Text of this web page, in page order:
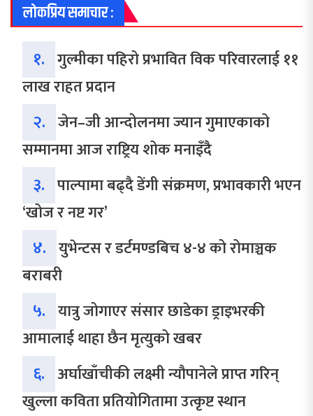
लोकप्रिय समाचार :
१. गुल्मीका पहिरो प्रभावित विक परिवारलाई ११
लाख राहत प्रदान
२. जेन–जी आन्दोलनमा ज्यान गुमाएकाको
सम्मानमा आज राष्ट्रिय शोक मनाइँदै
३. पाल्पामा बढ्दै डेंगी संक्रमण, प्रभावकारी भएन
‘खोज र नष्ट गर’
४. युभेन्टस र डर्टमण्डबिच ४-४ को रोमाञ्चक
बराबरी
५. यात्रु जोगाएर संसार छाडेका ड्राइभरकी
आमालाई थाहा छैन मृत्युको खबर
६. अर्घाखाँचीकी लक्ष्मी न्यौपानेले प्राप्त गरिन्
खुल्ला कविता प्रतियोगितामा उत्कृष्ट स्थान